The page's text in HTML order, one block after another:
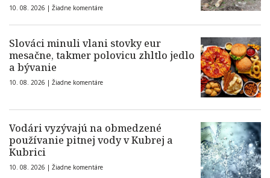
10. 08. 2026 | Žiadne komentáre
Slováci minuli vlani stovky eur
mesačne, takmer polovicu zhltlo jedlo
a bývanie
10. 08. 2026 | Žiadne komentáre
Vodári vyzývajú na obmedzené
používanie pitnej vody v Kubrej a
Kubrici
10. 08. 2026 | Žiadne komentáre